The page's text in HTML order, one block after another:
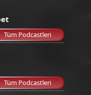
Tüm Podcastleri
Tüm Podcastleri